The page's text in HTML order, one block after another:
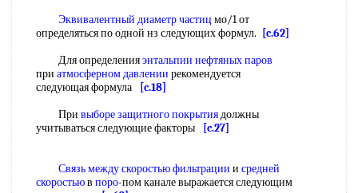
Эквивалентный диаметр частиц мо/1 от
определяться по одной нз следующих формул.
[c.62]
Для определенияэнтальпии нефтяных паров
при атмосферном давлении рекомендуется
следующая формула
[c.18]
При выборе защитного покрытиядолжны
учитываться следующие факторы
[c.27]
Связь междускоростью фильтрации и средней
скоростьюв поро-пом канале выражается следующим